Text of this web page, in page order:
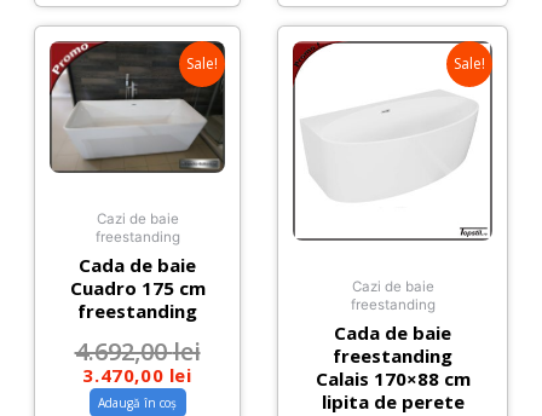
Sale!
Cazi de baie
freestanding
Cada de baie
Cuadro 175 cm
freestanding
4.692,00lei
3.470,00 lei
Adaugă în coș
Sale!
Cazi de baie
freestanding
Cada de baie
freestanding
Calais 170×88 cm
lipita de perete